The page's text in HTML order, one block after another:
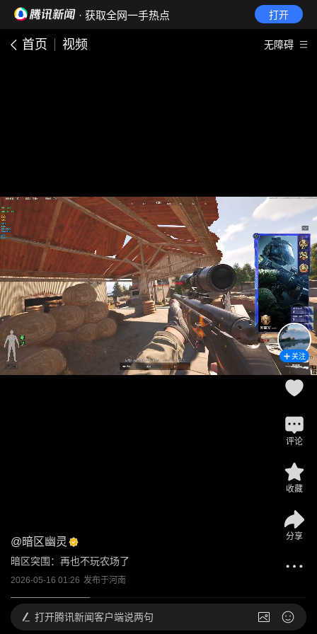
· 获取全网一手热点 打开
首页 视频 无障碍
@暗区幽灵
暗区突围：再也不玩农场了
2026-05-16 01:26 发布于河南
关注
评论
收藏
分享
打开腾讯新闻客户端说两句